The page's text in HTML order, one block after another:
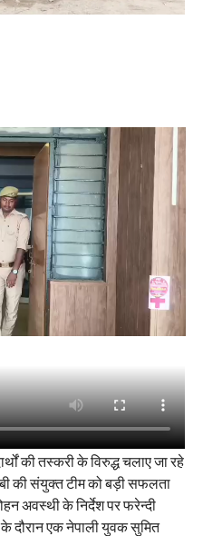
की तस्करी के विरुद्ध चलाए जा रहे
की संयुक्त टीम को बड़ी सफलता
अवस्थी के निर्देश पर फरेन्दी
के दौरान एक नेपाली युवक सुमित